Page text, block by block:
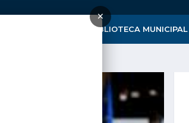
×
HONROSA À BIBLIOTECA